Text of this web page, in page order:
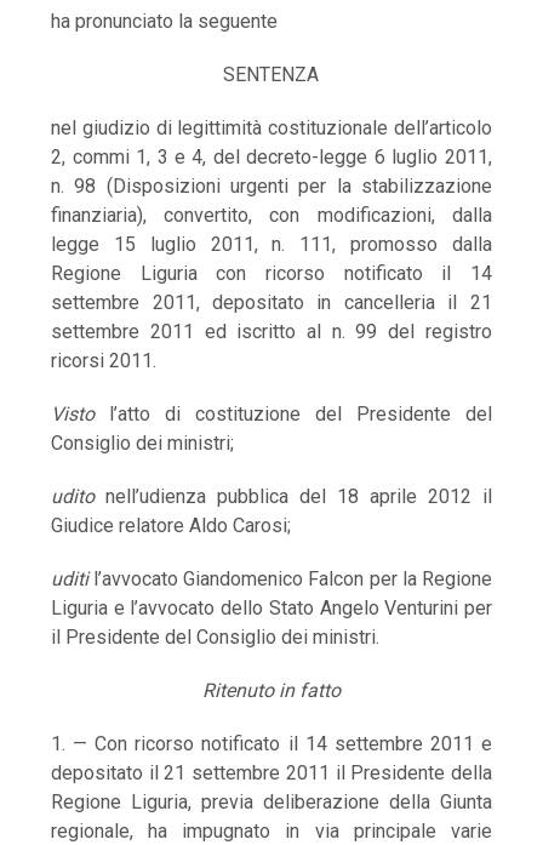
ha pronunciato la seguente
SENTENZA
nel giudizio di legittimità costituzionale dell’articolo
2, commi 1, 3 e 4, del decreto-legge 6 luglio 2011,
n. 98 (Disposizioni urgenti per la stabilizzazione
finanziaria), convertito, con modificazioni, dalla
legge 15 luglio 2011, n. 111, promosso dalla
Regione Liguria con ricorso notificato il 14
settembre 2011, depositato in cancelleria il 21
settembre 2011 ed iscritto al n. 99 del registro
ricorsi 2011.
Vistol’atto di costituzione del Presidente del
Consiglio dei ministri;
uditonell’udienza pubblica del 18 aprile 2012 il
Giudice relatore Aldo Carosi;
uditil’avvocato Giandomenico Falcon per la Regione
Liguria e l’avvocato dello Stato Angelo Venturini per
il Presidente del Consiglio dei ministri.
Ritenuto in fatto
1. — Con ricorso notificato il 14 settembre 2011 e
depositato il 21 settembre 2011 il Presidente della
Regione Liguria, previa deliberazione della Giunta
regionale, ha impugnato in via principale varie